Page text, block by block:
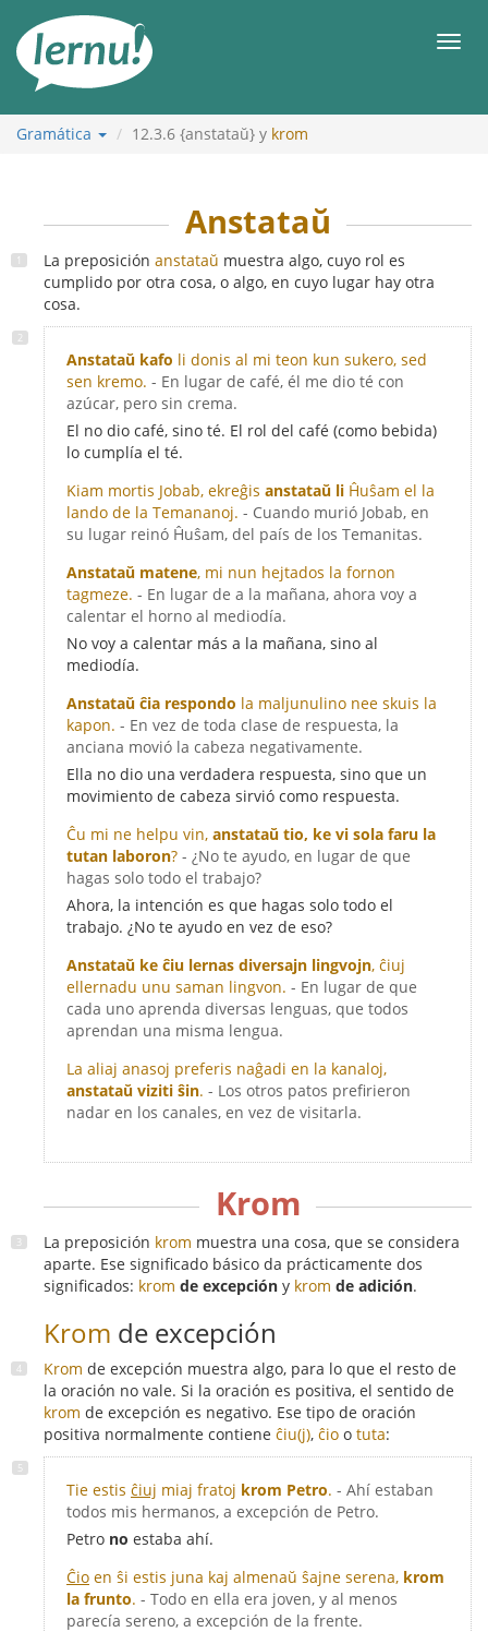
Gramática 12.3.6 {anstataŭ} y krom
Anstataŭ
La preposición anstataŭ muestra algo, cuyo rol es
cumplido por otra cosa, o algo, en cuyo lugar hay otra
cosa.
Anstataŭ kafo li donis al mi teon kun sukero, sed
sen kremo. - En lugar de café, él me dio té con
azúcar, pero sin crema.
El no dio café, sino té. El rol del café (como bebida)
lo cumplía el té.
Kiam mortis Jobab, ekreĝis anstataŭ li Ĥuŝam el la
lando de la Temananoj. - Cuando murió Jobab, en
su lugar reinó Ĥuŝam, del país de los Temanitas.
Anstataŭ matene, mi nun hejtados la fornon
tagmeze. - En lugar de a la mañana, ahora voy a
calentar el horno al mediodía.
No voy a calentar más a la mañana, sino al
mediodía.
Anstataŭ ĉia respondo la maljunulino nee skuis la
kapon. - En vez de toda clase de respuesta, la
anciana movió la cabeza negativamente.
Ella no dio una verdadera respuesta, sino que un
movimiento de cabeza sirvió como respuesta.
Ĉu mi ne helpu vin, anstataŭ tio, ke vi sola faru la
tutan laboron? - ¿No te ayudo, en lugar de que
hagas solo todo el trabajo?
Ahora, la intención es que hagas solo todo el
trabajo. ¿No te ayudo en vez de eso?
Anstataŭ ke ĉiu lernas diversajn lingvojn, ĉiuj
ellernadu unu saman lingvon. - En lugar de que
cada uno aprenda diversas lenguas, que todos
aprendan una misma lengua.
La aliaj anasoj preferis naĝadi en la kanaloj,
anstataŭ viziti ŝin. - Los otros patos prefirieron
nadar en los canales, en vez de visitarla.
Krom
La preposición krom muestra una cosa, que se considera
aparte. Ese significado básico da prácticamente dos
significados: krom de excepción y krom de adición.
Krom de excepción
Krom de excepción muestra algo, para lo que el resto de
la oración no vale. Si la oración es positiva, el sentido de
krom de excepción es negativo. Ese tipo de oración
positiva normalmente contiene ĉiu(j), ĉio o tuta:
Tie estis ĉiuj miaj fratoj krom Petro. - Ahí estaban
todos mis hermanos, a excepción de Petro.
Petro no estaba ahí.
Ĉio en ŝi estis juna kaj almenaŭ ŝajne serena, krom
la frunto. - Todo en ella era joven, y al menos
parecía sereno, a excepción de la frente.